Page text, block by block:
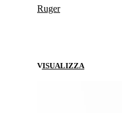
Ruger
VISUALIZZA